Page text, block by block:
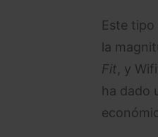
Este
la
Fit, y
ha dado